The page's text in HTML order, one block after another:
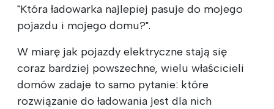
"Która ładowarka najlepiej pasuje do mojego
pojazdu i mojego domu?".
W miarę jak pojazdy elektryczne stają się
coraz bardziej powszechne, wielu właścicieli
domów zadaje to samo pytanie: które
rozwiązanie do ładowania jest dla nich